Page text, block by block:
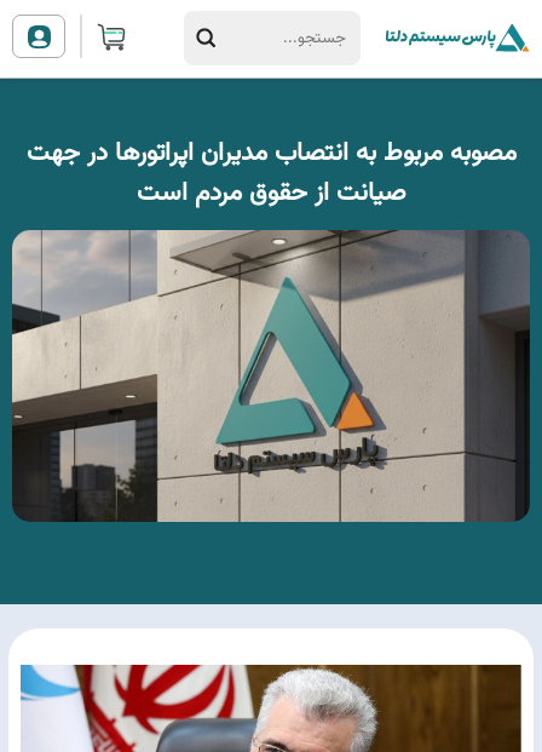
مصوبه مربوط به انتصاب مدیران اپراتورها در جهت
صیانت از حقوق مردم است